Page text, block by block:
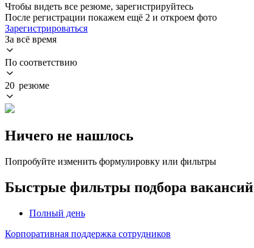
Чтобы видеть все резюме, зарегистрируйтесь
После регистрации покажем ещё 2 и откроем фото
Зарегистрироваться
За всё время
По соответствию
20 резюме
Ничего не нашлось
Попробуйте изменить формулировку или фильтры
Быстрые фильтры подбора вакансий
Полный день
Корпоративная поддержка сотрудников